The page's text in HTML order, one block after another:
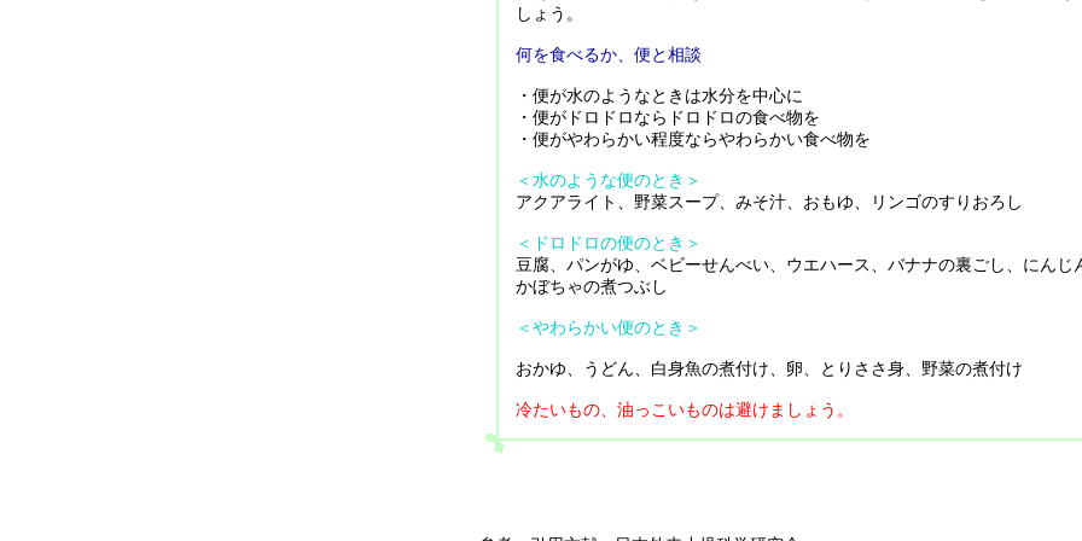
しょう。
何を食べるか、便と相談
・便が水のようなときは水分を中心に
・便がドロドロならドロドロの食べ物を
・便がやわらかい程度ならやわらかい食べ物を
＜水のような便のとき＞
アクアライト、野菜スープ、みそ汁、おもゆ、リンゴのすりおろし
＜ドロドロの便のとき＞
豆腐、パンがゆ、ベビーせんべい、ウエハース、バナナの裏ごし、にんじ
かぼちゃの煮つぶし
＜やわらかい便のとき＞
おかゆ、うどん、白身魚の煮付け、卵、とりささ身、野菜の煮付け
冷たいもの、油っこいものは避けましょう。